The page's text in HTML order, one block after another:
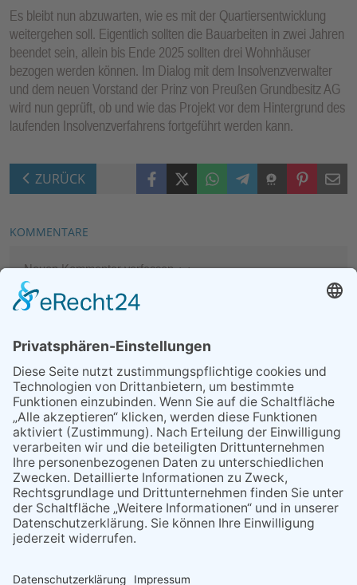
Es bleibt nun abzuwarten, wie es mit der Quartiersentwicklung
weitergehen soll. Eigentlich sollten die Bauarbeiten in zwei Jahren
beendet sein, allein bis Ende 2025 sollten drei Wohnhäuser
bezogen werden können. Im Dialog mit dem Insolvenzverwalter
und dem neuen Vorstand der Prinz von Preußen Grundbesitz AG
wird nun geprüft, ob und wie das Projekt vor dem Hintergrund des
laufenden Insolvenzverfahrens fortgeführt werden kann.
ZURÜCK FacebookX (Twitter)WhatsAppTelegramThreemaPinterestMail
KOMMENTARE
Neuen Kommentar verfassen
07.08.2026
Ärztlicher Notdienst
09.08.2026
Zusatz-Matinee mit der Nero
Blues Band
24.07.2026
Klimaschutzmanagement
geht in die nächste Runde
29.05.2026
Was Tschernobyl vor 40
Jahren für Kriftel bedeutete
10.04.2026
War‘s das mit der
Meisterschaft?